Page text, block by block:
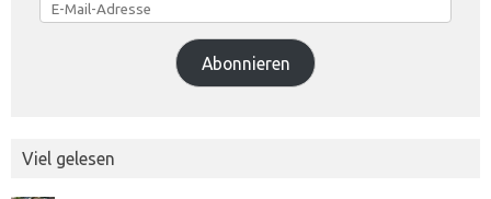
Mail-
Adresse
Abonnieren
Viel gelesen